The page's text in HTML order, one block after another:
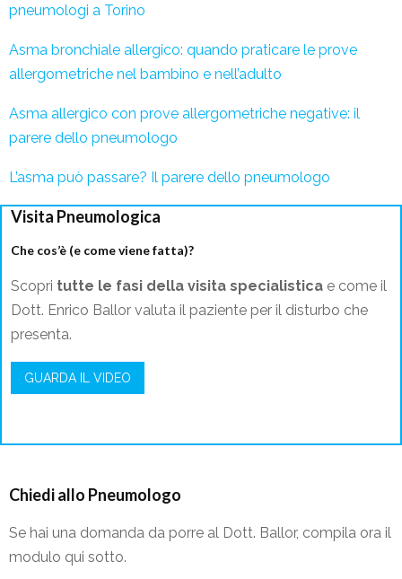
pneumologi a Torino
Asma bronchiale allergico: quando praticare le prove
allergometriche nel bambino e nell’adulto
Asma allergico con prove allergometriche negative: il
parere dello pneumologo
L’asma può passare? Il parere dello pneumologo
Visita Pneumologica
Che cos’è (e come viene fatta)?
Scopri tutte le fasi della visita specialistica e come il
Dott. Enrico Ballor valuta il paziente per il disturbo che
presenta.
GUARDA IL VIDEO
Chiedi allo Pneumologo
Se hai una domanda da porre al Dott. Ballor, compila ora il
modulo qui sotto.